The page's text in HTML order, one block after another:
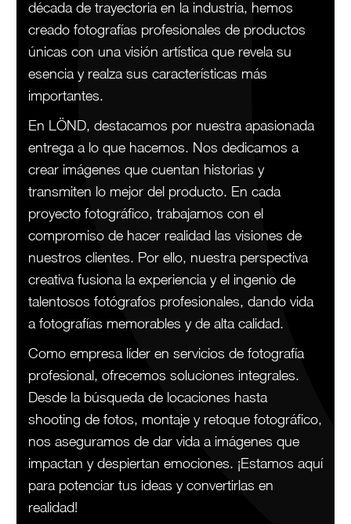
década de trayectoria en la industria, hemos
creado fotografías profesionales de productos
únicas con una visión artística que revela su
esencia y realza sus características más
importantes.
En LÖND, destacamos por nuestra apasionada
entrega a lo que hacemos. Nos dedicamos a
crear imágenes que cuentan historias y
transmiten lo mejor del producto. En cada
proyecto fotográfico, trabajamos con el
compromiso de hacer realidad las visiones de
nuestros clientes. Por ello, nuestra perspectiva
creativa fusiona la experiencia y el ingenio de
talentosos fotógrafos profesionales, dando vida
a fotografías memorables y de alta calidad.
Como empresa líder en servicios de fotografía
profesional, ofrecemos soluciones integrales.
Desde la búsqueda de locaciones hasta
shooting de fotos, montaje y retoque fotográfico,
nos aseguramos de dar vida a imágenes que
impactan y despiertan emociones. ¡Estamos aquí
para potenciar tus ideas y convertirlas en
realidad!